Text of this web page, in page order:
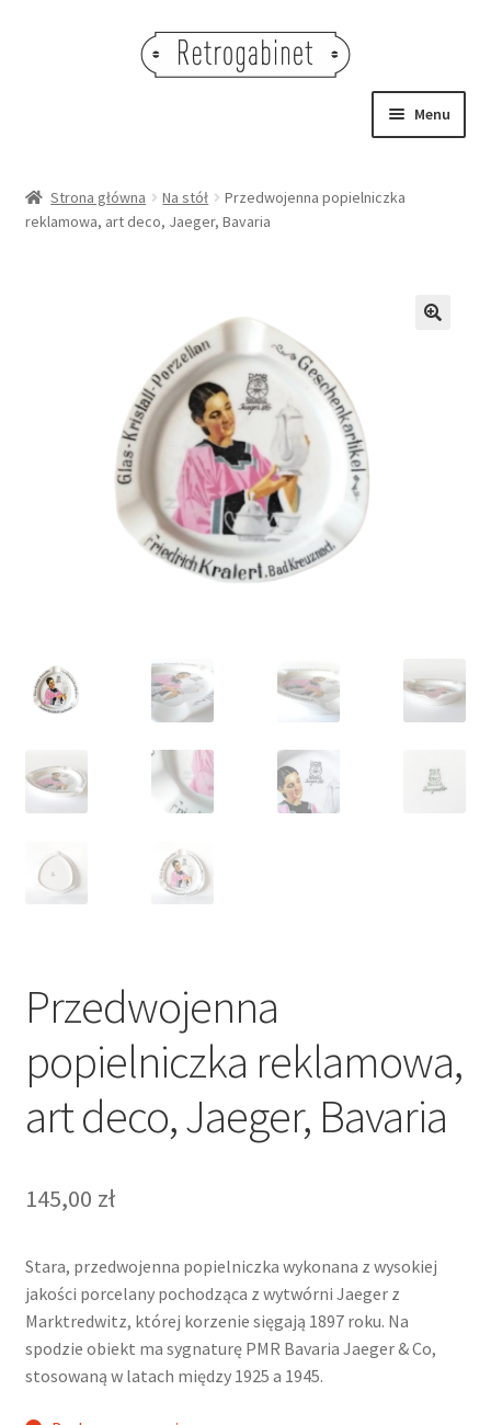
Menu
OBRAZY
OŚWIETLENIE
Strona główna Na stół
Przedwojenna popielniczka
reklamowa, art deco, Jaeger, Bavaria
Przedwojenna
popielniczka reklamowa,
art deco, Jaeger, Bavaria
145,00 zł
Stara, przedwojenna popielniczka wykonana z wysokiej
jakości porcelany pochodząca z wytwórni Jaeger z
Marktredwitz, której korzenie sięgają 1897 roku. Na
spodzie obiekt ma sygnaturę PMR Bavaria Jaeger & Co,
stosowaną w latach między 1925 a 1945.